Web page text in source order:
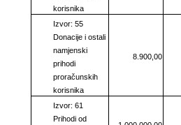
korisnika
Izvor: 55
Donacije i ostali
namjenski
prihodi
proračunskih
korisnika
8.900,00
Izvor: 61
Prihodi od